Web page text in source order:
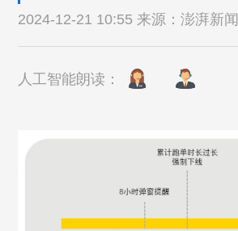
2024-12-21 10:55 来源：澎湃新闻
人工智能朗读：